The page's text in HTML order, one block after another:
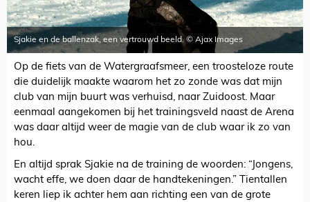
Sjakie en de ballenzak, een vertrouwd beeld. © Ajax Images
Op de fiets van de Watergraafsmeer, een troosteloze route
die duidelijk maakte waarom het zo zonde was dat mijn
club van mijn buurt was verhuisd, naar Zuidoost. Maar
eenmaal aangekomen bij het trainingsveld naast de Arena
was daar altijd weer de magie van de club waar ik zo van
hou.
En altijd sprak Sjakie na de training de woorden: “Jongens,
wacht effe, we doen daar de handtekeningen.” Tientallen
keren liep ik achter hem aan richting een van de grote